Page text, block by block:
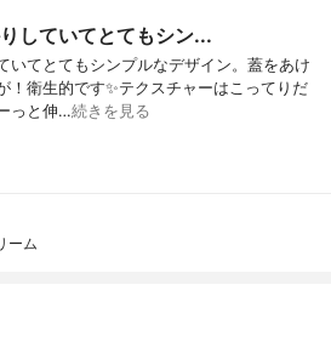
していてとてもシン...
いてとてもシンプルなデザイン。蓋をあけ
！衛生的です✨テクスチャーはこってりだ
っと伸…続きを見る
ーム